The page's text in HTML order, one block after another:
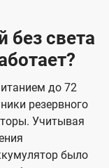
без света
до 72
резервного
Учитывая
было